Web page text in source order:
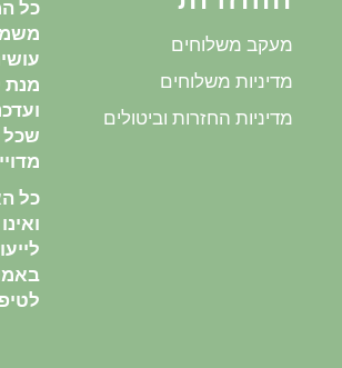
מעקב משלוחים
מדיניות משלוחים
מדיניות החזרות וביטולים
כל
מנת
שכל
כל